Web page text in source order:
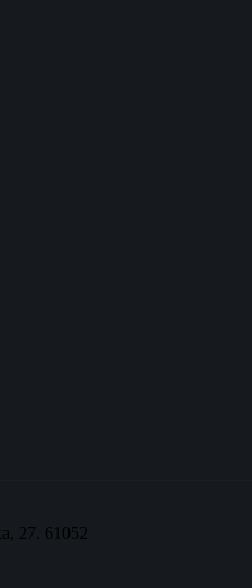
27. 61052